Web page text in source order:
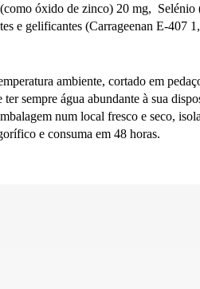
óxido de zinco) 20 mg, Selénio
e gelificantes (Carrageenan E-407
ambiente, cortado em
sempre água abundante à sua
num local fresco e seco,
e consuma em 48 horas.